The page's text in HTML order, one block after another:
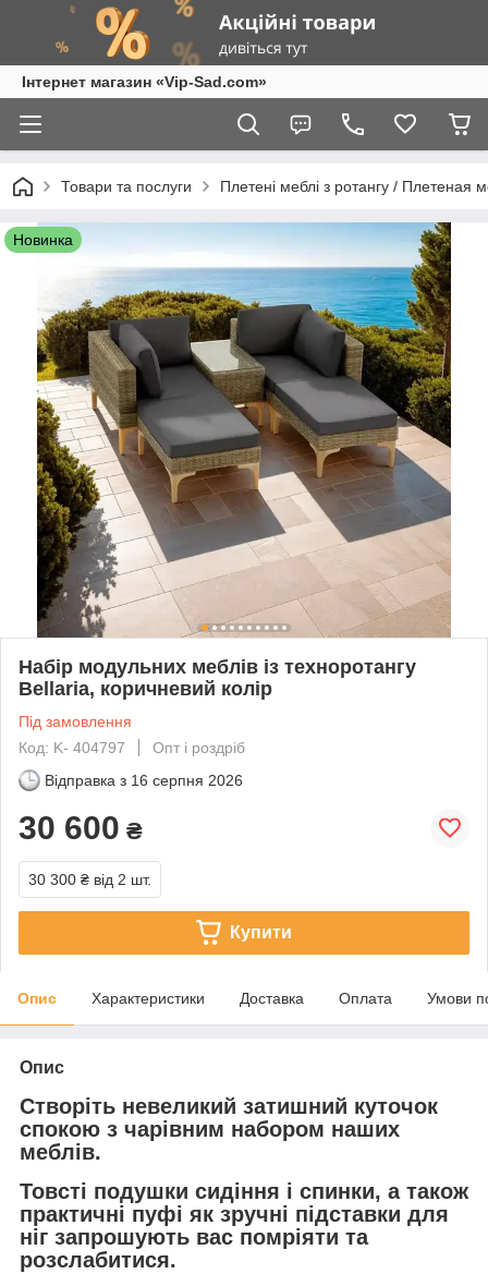
Інтернет магазин «Vip-Sad.com»
Товари та послуги Плетені меблі з ротангу / Плетеная
Новинка
Набір модульних меблів із техноротангу
Bellaria, коричневий колір
Під замовлення
Код: K- 404797
Опт і роздріб
Відправка з 16 серпня 2026
30 600 ₴
30 300 ₴ від 2 шт.
Купити
Опис Характеристики Доставка Оплата Умови
Опис
Створіть невеликий затишний куточок
спокою з чарівним набором наших
меблів.
Товсті подушки сидіння і спинки, а також
практичні пуфі як зручні підставки для
ніг запрошують вас помріяти та
розслабитися.